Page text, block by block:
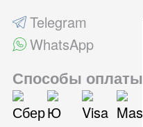
Telegram
WhatsApp
Способы оплаты